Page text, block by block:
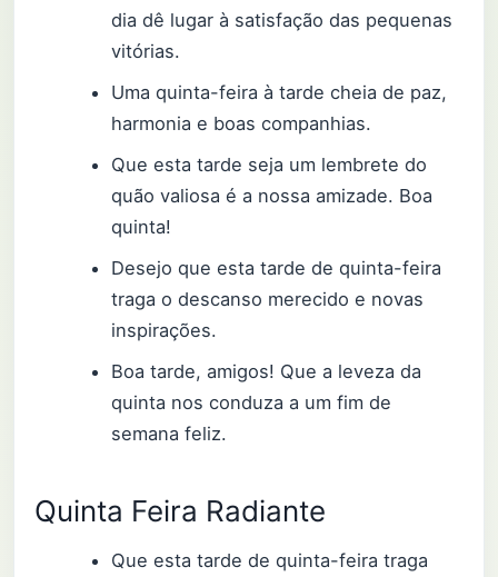
dia dê lugar à satisfação das pequenas
vitórias.
Uma quinta-feira à tarde cheia de paz,
harmonia e boas companhias.
Que esta tarde seja um lembrete do
quão valiosa é a nossa amizade. Boa
quinta!
Desejo que esta tarde de quinta-feira
traga o descanso merecido e novas
inspirações.
Boa tarde, amigos! Que a leveza da
quinta nos conduza a um fim de
semana feliz.
Quinta Feira Radiante
Que esta tarde de quinta-feira traga